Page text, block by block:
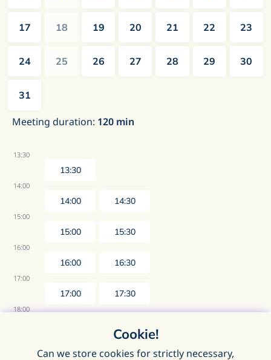
Meeting duration: 120 min
13:30
13:30
14:00
14:00 14:30
15:00
15:00 15:30
16:00
16:00 16:30
17:00
17:00 17:30
18:00
19:00
17 18 19 20 21 22 23
24 25 26 27 28 29 30
31
Cookie!
Can we store cookies for strictly necessary,